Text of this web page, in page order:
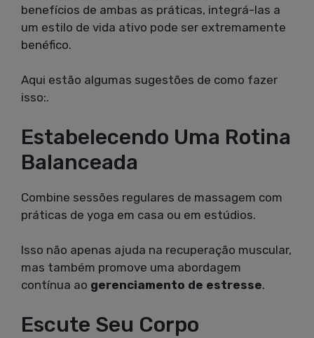
benefícios de ambas as práticas, integrá-las a
um estilo de vida ativo pode ser extremamente
benéfico.
Aqui estão algumas sugestões de como fazer
isso:.
Estabelecendo Uma Rotina
Balanceada
Combine sessões regulares de massagem com
práticas de yoga em casa ou em estúdios.
Isso não apenas ajuda na recuperação muscular,
mas também promove uma abordagem
contínua ao gerenciamento de estresse.
Escute Seu Corpo